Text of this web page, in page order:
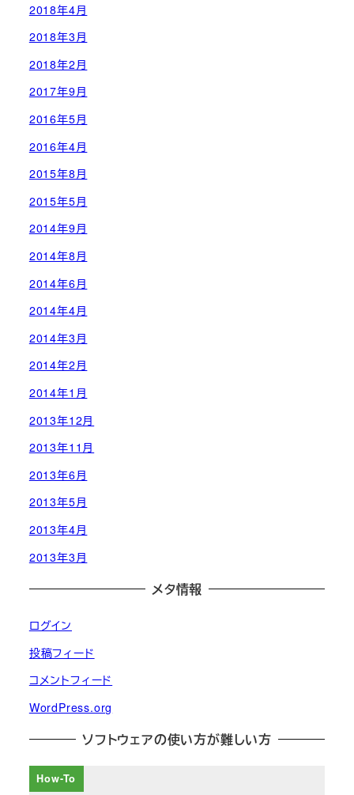
2018年4月
2018年3月
2018年2月
2017年9月
2016年5月
2016年4月
2015年8月
2015年5月
2014年9月
2014年8月
2014年6月
2014年4月
2014年3月
2014年2月
2014年1月
2013年12月
2013年11月
2013年6月
2013年5月
2013年4月
2013年3月
メタ情報
ログイン
投稿フィード
コメントフィード
WordPress.org
ソフトウェアの使い方が難しい方
How-To